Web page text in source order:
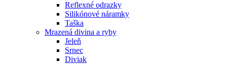
Reflexné odrazky
Silikónové náramky
Taška
Mrazená divina a ryby
Jeleň
Srnec
Diviak